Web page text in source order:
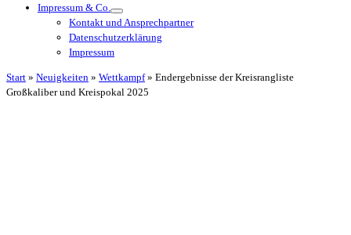
Impressum & Co.
Kontakt und Ansprechpartner
Datenschutzerklärung
Impressum
Start » Neuigkeiten » Wettkampf » Endergebnisse der Kreisrangliste
Großkaliber und Kreispokal 2025